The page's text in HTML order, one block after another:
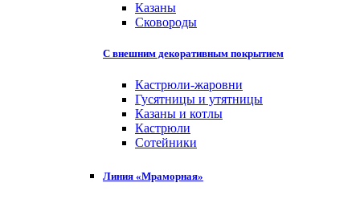
Казаны
Сковороды
С внешним декоративным покрытием
Кастрюли-жаровни
Гусятницы и утятницы
Казаны и котлы
Кастрюли
Сотейники
Линия «Мраморная»